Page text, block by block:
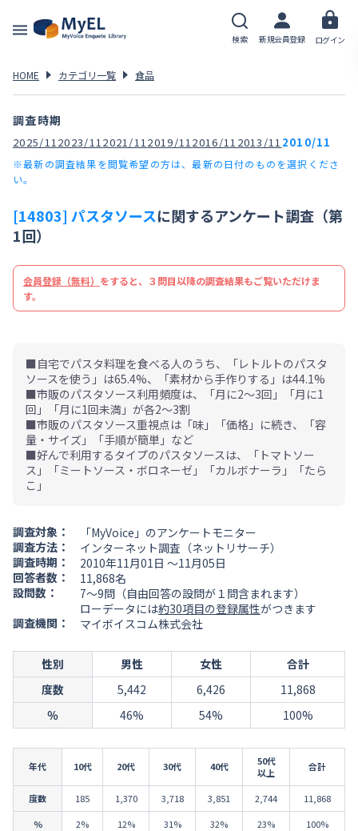
検索 新規会員登録 ログイン
HOME カテゴリ一覧 食品
調査時期
2025/112023/112021/112019/112016/11 2013/11 2010/11
※最新の調査結果を閲覧希望の方は、最新の日付のものを選択くださ
い。
[14803] パスタソースに関するアンケート調査（第
1回）
会員登録（無料） をすると、３問目以降の調査結果もご覧いただけま
す。
■自宅でパスタ料理を食べる人のうち、「レトルトのパスタ
ソースを使う」は65.4%、「素材から手作りする」は44.1%
■市販のパスタソース利用頻度は、「月に2～3回」「月に1
回」「月に1回未満」が各2～3割
■市販のパスタソース重視点は「味」「価格」に続き、「容
量・サイズ」「手順が簡単」など
■好んで利用するタイプのパスタソースは、「トマトソー
ス」「ミートソース・ボロネーゼ」「カルボナーラ」「たら
こ」
調査対象：
「MyVoice」のアンケートモニター
調査方法：
インターネット調査（ネットリサーチ）
調査時期：
2010年11月01日 ～11月05日
回答者数：
11,868名
設問数：
7～9問（自由回答の設問が１問含まれます）
ローデータには約30項目の登録属性がつきます
調査機関：
マイボイスコム株式会社
性別 男性 女性
合計
度数
5,442 6,426
11,868
％
46% 54% 100%
年代 10代 20代 30代 40代
50代
以上
合計
度数 185 1,370 3,718 3,851 2,744
11,868
％
2% 12% 31% 32% 23% 100%